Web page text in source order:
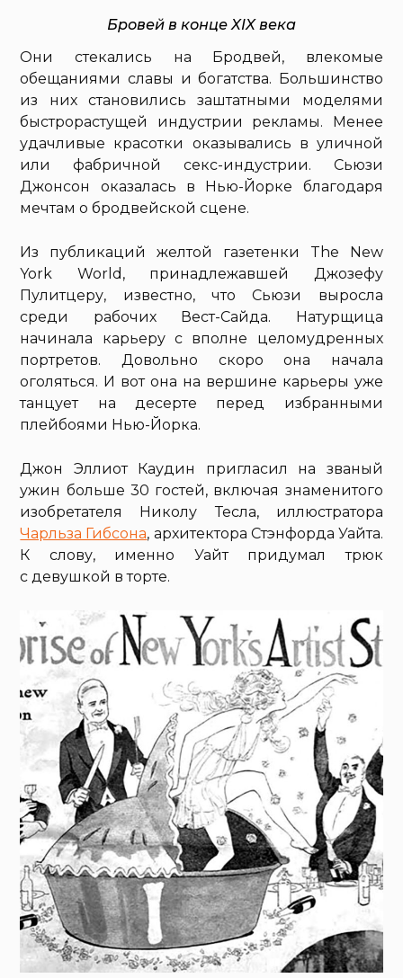
Бровей в конце XIX века
Они стекались на Бродвей, влекомые
обещаниями славы и богатства. Большинство
из них становились заштатными моделями
быстрорастущей индустрии рекламы. Менее
удачливые красотки оказывались в уличной
или фабричной секс-индустрии. Сьюзи
Джонсон оказалась в Нью-Йорке благодаря
мечтам о бродвейской сцене.
Из публикаций желтой газетенки The New
York World, принадлежавшей Джозефу
Пулитцеру, известно, что Сьюзи выросла
среди рабочих Вест-Сайда. Натурщица
начинала карьеру с вполне целомудренных
портретов. Довольно скоро она начала
оголяться. И вот она на вершине карьеры уже
танцует на десерте перед избранными
плейбоями Нью-Йорка.
Джон Эллиот Каудин пригласил на званый
ужин больше 30 гостей, включая знаменитого
изобретателя Николу Тесла, иллюстратора
Чарльза Гибсона, архитектора Стэнфорда Уайта.
К слову, именно Уайт придумал трюк
с девушкой в торте.